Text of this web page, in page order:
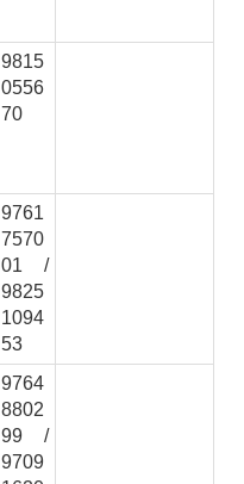
9815
0556
70
9761
7570
01 /
9825
1094
53
9764
8802
99 /
9709